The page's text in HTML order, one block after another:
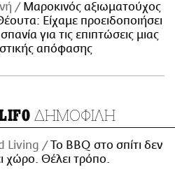
Μαροκινός αξιωματούχος
Είχαμε προειδοποιήσει
για τις επιπτώσεις μιας
απόφασης
ΔΗΜΟΦΙΛΗ
Living
Το BBQ στο σπίτι δεν
χώρο. Θέλει τρόπο.